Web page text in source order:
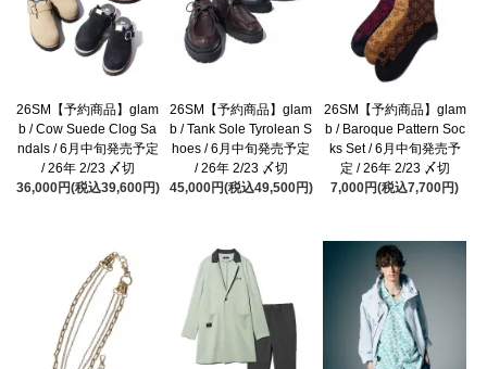
26SM【予約商品】glam
b / Cow Suede Clog Sa
ndals / 6月中旬発売予定
/ 26年 2/23 〆切
36,000円(税込39,600円)
26SM【予約商品】glam
b / Tank Sole Tyrolean S
hoes / 6月中旬発売予定
/ 26年 2/23 〆切
45,000円(税込49,500円)
26SM【予約商品】glam
b / Baroque Pattern Soc
ks Set / 6月中旬発売予
定 / 26年 2/23 〆切
7,000円(税込7,700円)